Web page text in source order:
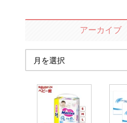
アーカイブ